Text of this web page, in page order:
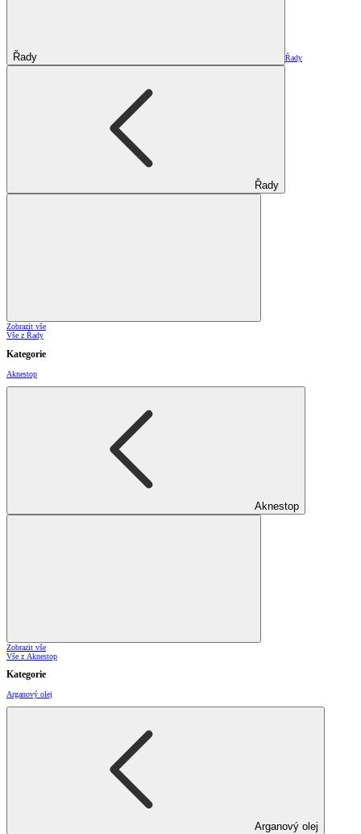
Řady Řady
Řady
Zobrazit vše
Vše z Řady
Kategorie
Aknestop
Aknestop
Zobrazit vše
Vše z Aknestop
Kategorie
Arganový olej
Arganový olej